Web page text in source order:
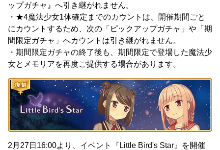
ップガチャ』へ引き継がれません。
・★4魔法少女1体確定までのカウントは、開催期間ごと
にカウントするため、次の「ピックアップガチャ」や「期
間限定ガチャ」へカウントは引き継がれません。
・期間限定ガチャの終了後も、期間限定で登場した魔法少
女とメモリアを再度ご提供する場合があります。
2月27日16:00より、イベント『Little Bird's Star』を開催